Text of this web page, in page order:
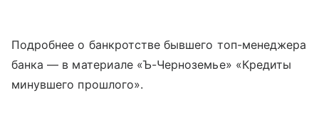
Подробнее о банкротстве бывшего топ-менеджера
банка — в материале «Ъ-Черноземье» «Кредиты
минувшего прошлого».